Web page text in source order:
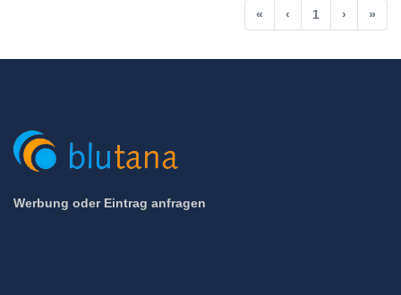
« Anfang
‹ Vorherige
1 › Nächste
»
Werbung oder Eintrag anfragen